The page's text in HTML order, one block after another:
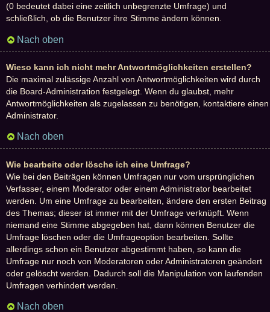
(0 bedeutet dabei eine zeitlich unbegrenzte Umfrage) und
schließlich, ob die Benutzer ihre Stimme ändern können.
Nach oben
Wieso kann ich nicht mehr Antwortmöglichkeiten erstellen?
Die maximal zulässige Anzahl von Antwortmöglichkeiten wird durch
die Board-Administration festgelegt. Wenn du glaubst, mehr
Antwortmöglichkeiten als zugelassen zu benötigen, kontaktiere einen
Administrator.
Nach oben
Wie bearbeite oder lösche ich eine Umfrage?
Wie bei den Beiträgen können Umfragen nur vom ursprünglichen
Verfasser, einem Moderator oder einem Administrator bearbeitet
werden. Um eine Umfrage zu bearbeiten, ändere den ersten Beitrag
des Themas; dieser ist immer mit der Umfrage verknüpft. Wenn
niemand eine Stimme abgegeben hat, dann können Benutzer die
Umfrage löschen oder die Umfrageoption bearbeiten. Sollte
allerdings schon ein Benutzer abgestimmt haben, so kann die
Umfrage nur noch von Moderatoren oder Administratoren geändert
oder gelöscht werden. Dadurch soll die Manipulation von laufenden
Umfragen verhindert werden.
Nach oben